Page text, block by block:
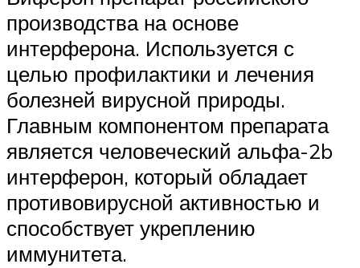
производства на основе
интерферона. Используется с
целью профилактики и лечения
болезней вирусной природы.
Главным компонентом препарата
является человеческий альфа-2b
интерферон, который обладает
противовирусной активностью и
способствует укреплению
иммунитета.